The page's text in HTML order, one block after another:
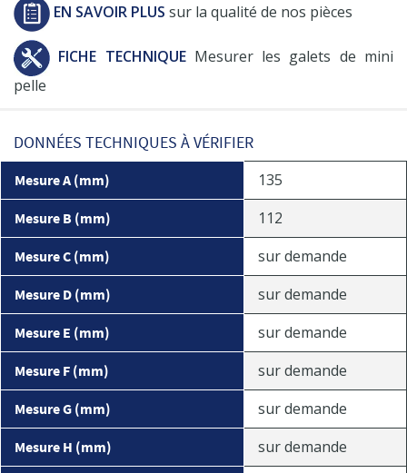
EN SAVOIR PLUS sur la qualité de nos pièces
FICHE TECHNIQUE Mesurer les galets de mini
pelle
DONNÉES TECHNIQUES À VÉRIFIER
Mesure A (mm) 135
Mesure B (mm) 112
Mesure C (mm) sur demande
Mesure D (mm) sur demande
Mesure E (mm) sur demande
Mesure F (mm) sur demande
Mesure G (mm) sur demande
Mesure H (mm) sur demande